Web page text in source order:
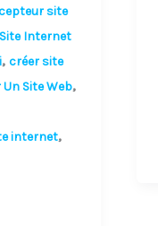
site
Internet
, créer site
Un Site Web,
internet,